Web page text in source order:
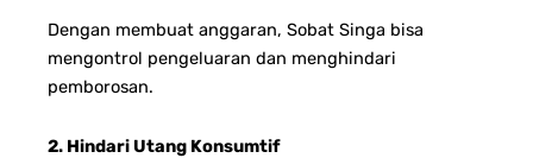
Dengan membuat anggaran, Sobat Singa bisa
mengontrol pengeluaran dan menghindari
pemborosan.
2. Hindari Utang Konsumtif